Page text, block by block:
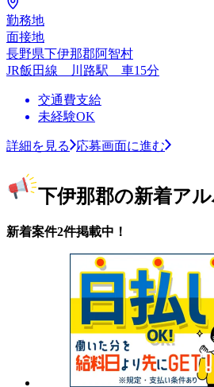
勤務地
面接地
長野県下伊那郡阿智村
JR飯田線 川路駅 車15分
交通費支給
未経験OK
詳細を見る 応募画面に進む
下伊那郡の新着ア
新着案件2件掲載中！